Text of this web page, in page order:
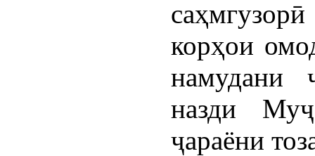
корҳои
намудани
назди
ҷараёни